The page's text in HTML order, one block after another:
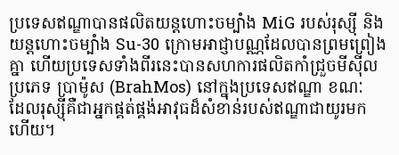
ប្រទេសឥណ្ឌាបានផលិតយន្តហោះចម្បាំង MiG របស់រុស្ស៊ី និង
យន្តហោះចម្បាំង Su-30 ក្រោមអាជ្ញាបណ្ណដែលបានព្រមព្រៀង
គ្នា ហើយប្រទេសទាំងពីរនេះបានសហការផលិតកាំជ្រួចមីស៊ីល
ប្រភេទ ប្រាម៉ូស (BrahMos) នៅក្នុងប្រទេសឥណ្ឌា ខណៈ
ដែលរុស្ស៊ីគឺជាអ្នកផ្គត់ផ្គង់អាវុធដ៏សំខាន់របស់ឥណ្ឌាជាយូរមក
ហើយ។